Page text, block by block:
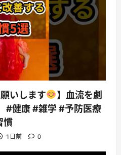
いします
】血流を劇
健康 #雑学 #予防医療
慣
1日前 0